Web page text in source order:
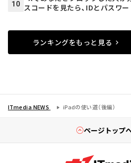
10 スコードを見たら、IDとパスワ
ランキングをもっと見る
ITmedia NEWS iPadの使い道（後編）
ページトップ